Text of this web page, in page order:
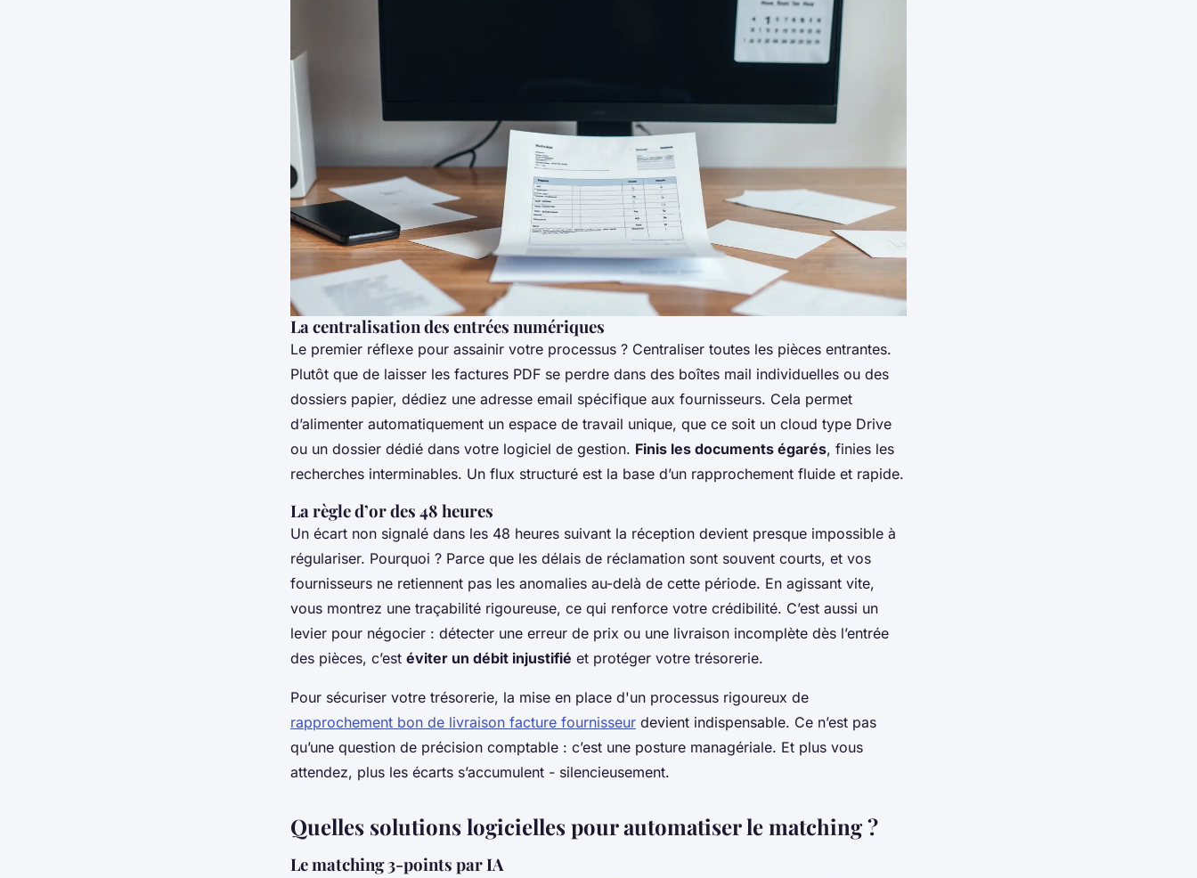
La centralisation des entrées numériques
Le premier réflexe pour assainir votre processus ? Centraliser toutes les pièces entrantes.
Plutôt que de laisser les factures PDF se perdre dans des boîtes mail individuelles ou des
dossiers papier, dédiez une adresse email spécifique aux fournisseurs. Cela permet
d’alimenter automatiquement un espace de travail unique, que ce soit un cloud type Drive
ou un dossier dédié dans votre logiciel de gestion. Finis les documents égarés, finies les
recherches interminables. Un flux structuré est la base d’un rapprochement fluide et rapide.
La règle d’or des 48 heures
Un écart non signalé dans les 48 heures suivant la réception devient presque impossible à
régulariser. Pourquoi ? Parce que les délais de réclamation sont souvent courts, et vos
fournisseurs ne retiennent pas les anomalies au-delà de cette période. En agissant vite,
vous montrez une traçabilité rigoureuse, ce qui renforce votre crédibilité. C’est aussi un
levier pour négocier : détecter une erreur de prix ou une livraison incomplète dès l’entrée
des pièces, c’est éviter un débit injustifié et protéger votre trésorerie.
Pour sécuriser votre trésorerie, la mise en place d'un processus rigoureux de
rapprochement bon de livraison facture fournisseur devient indispensable. Ce n’est pas
qu’une question de précision comptable : c’est une posture managériale. Et plus vous
attendez, plus les écarts s’accumulent - silencieusement.
Quelles solutions logicielles pour automatiser le matching ?
Le matching 3-points par IA